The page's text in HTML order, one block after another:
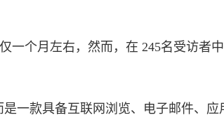
一个月左右，然而，在 245名受访者
一款具备互联网浏览、电子邮件、应